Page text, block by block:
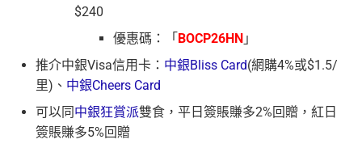
$240
優惠碼：「 BOCP26HN 」
推介中銀Visa信用卡： 中銀Bliss Card(網購4%或$1.5/
里)、 中銀Cheers Card
可以同中銀狂賞派雙食，平日簽賬賺多2%回贈，紅日
簽賬賺多5%回贈